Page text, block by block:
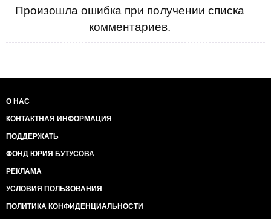
Произошла ошибка при получении списка
комментариев.
О НАС
КОНТАКТНАЯ ИНФОРМАЦИЯ
ПОДДЕРЖАТЬ
ФОНД ЮРИЯ БУТУСОВА
РЕКЛАМА
УСЛОВИЯ ПОЛЬЗОВАНИЯ
ПОЛИТИКА КОНФИДЕНЦИАЛЬНОСТИ